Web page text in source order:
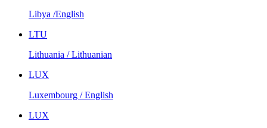
Libya /English
LTU
Lithuania / Lithuanian
LUX
Luxembourg / English
LUX